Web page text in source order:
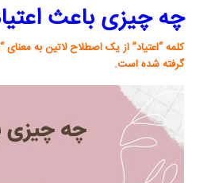
چه چیزی باعث
کلمه “اعتیاد” از یک اصطلاح لاتین به معنای
گرفته شده است.